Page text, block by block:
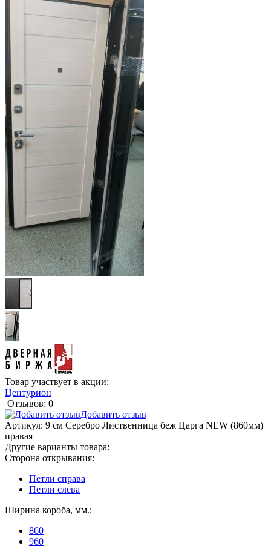
Товар участвует в акции:
Центурион
Отзывов: 0
Добавить отзыв
Артикул: 9 см Серебро Лиственница беж Царга NEW (860мм)
правая
Другие варианты товара:
Сторона открывания:
Петли справа
Петли слева
Ширина короба, мм.:
860
960